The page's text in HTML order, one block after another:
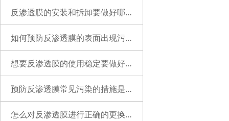
反渗透膜的安装和拆卸要做好哪些准备？
如何预防反渗透膜的表面出现污染？
想要反渗透膜的使用稳定要做好哪些工作？
预防反渗透膜常见污染的措施是什么？
怎么对反渗透膜进行正确的更换？